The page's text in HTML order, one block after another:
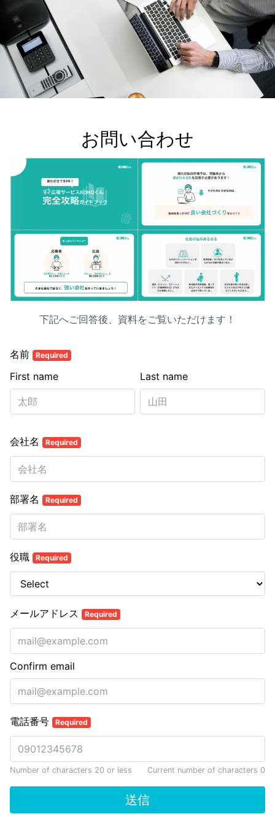
お問い合わせ
下記へご回答後、資料をご覧いただけます！
名前 Required
Last name
First name
会社名 Required
部署名 Required
役職 Required
メールアドレス Required
Confirm email
電話番号 Required
Number of characters 20 or less Current number of characters 0
送信